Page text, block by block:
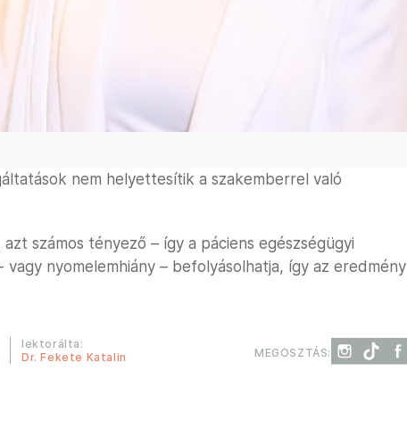
nem helyettesítik a szakemberrel való
számos tényező – így a páciens egészségügyi
nyomelemhiány – befolyásolhatja, így az eredmény
lektorálta:
Dr. Fekete Katalin
MEGOSZTÁS: